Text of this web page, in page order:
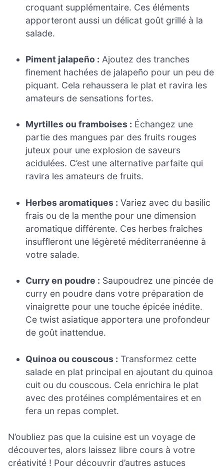
croquant supplémentaire. Ces éléments
apporteront aussi un délicat goût grillé à la
salade.
Piment jalapeño : Ajoutez des tranches
finement hachées de jalapeño pour un peu de
piquant. Cela rehaussera le plat et ravira les
amateurs de sensations fortes.
Myrtilles ou framboises : Échangez une
partie des mangues par des fruits rouges
juteux pour une explosion de saveurs
acidulées. C’est une alternative parfaite qui
ravira les amateurs de fruits.
Herbes aromatiques : Variez avec du basilic
frais ou de la menthe pour une dimension
aromatique différente. Ces herbes fraîches
insuffleront une légèreté méditerranéenne à
votre salade.
Curry en poudre : Saupoudrez une pincée de
curry en poudre dans votre préparation de
vinaigrette pour une touche épicée inédite.
Ce twist asiatique apportera une profondeur
de goût inattendue.
Quinoa ou couscous : Transformez cette
salade en plat principal en ajoutant du quinoa
cuit ou du couscous. Cela enrichira le plat
avec des protéines complémentaires et en
fera un repas complet.
N’oubliez pas que la cuisine est un voyage de
découvertes, alors laissez libre cours à votre
créativité ! Pour découvrir d’autres astuces